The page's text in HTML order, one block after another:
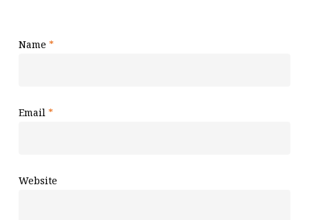
Name *
Email *
Website